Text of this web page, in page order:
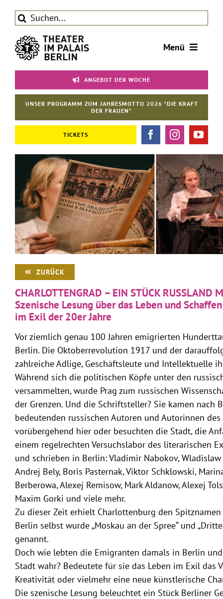
Inhalt
springen
Suche
Menü
Tickets
Theater
ANGEBOT DER WOCHE
UNSER PROGRAMM ZUM JAHRESMOTTO 2026 "DIE KRAFT
DER FRAUEN"
TICKETS
ZURÜCK
CHARLOTTENGRAD – EIN STÜCK RUSSLAND
Szenische Lesung über das Leben und
im Exil der 20er Jahre
Vor ziemlich genau 100 Jahren emigrierten
Berlin. Die Oktoberrevolution 1917 und der
zahlreiche Adlige, Geschäftsleute und Intellektuelle
Während sich die politischen Köpfe unter den
versammelten, wurde Prag zum russischen
der Grenzen. Und die Schriftsteller? Sie kamen nach
bedeutenden russischen Autoren und Autorinnen
vorübergehend hier oder besuchten die Stadt, die
einem regelrechten Versuchslabor des literarischen
und schrieben in Berlin: Vladimir Nabokov, Wladislaw
Andrej Bely, Boris Pasternak, Viktor Schklowski,
Berberowa, Alexej Remisow, Mark Aldanow, Alexej
Maxim Gorki und viele mehr.
Zu dieser Zeit erhielt Charlottenburg den Spitznamen
Berlin selbst wurde „Moskau an der Spree“ und
genannt.
Doch wie lebten die Emigranten damals in Berlin
Stadt wahr? Bedeutete für sie das Leben im Exil das
Kreativität oder vielmehr eine neue künstlerische
Die szenische Lesung beleuchtet ein Stück Berliner